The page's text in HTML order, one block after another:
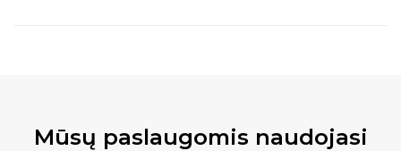
Mūsų paslaugomis naudojasi